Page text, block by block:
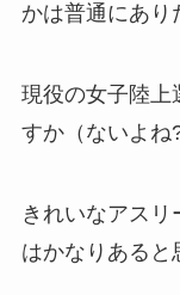
かは普通にあり
現役の女子陸上
すか（ないよね?
きれいなアス
はかなりあると